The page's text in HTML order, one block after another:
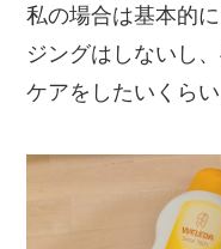
私の場合は基本的
ジングはしないし
ケアをしたいくらい